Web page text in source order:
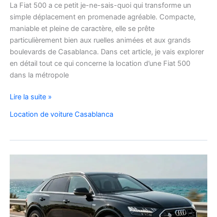
La Fiat 500 a ce petit je-ne-sais-quoi qui transforme un
simple déplacement en promenade agréable. Compacte,
maniable et pleine de caractère, elle se prête
particulièrement bien aux ruelles animées et aux grands
boulevards de Casablanca. Dans cet article, je vais explorer
en détail tout ce qui concerne la location d’une Fiat 500
dans la métropole
Voyager
Casablanca
Fiat
500
charme,
pratiques
et
bons
Lire la suite »
Location de voiture Casablanca